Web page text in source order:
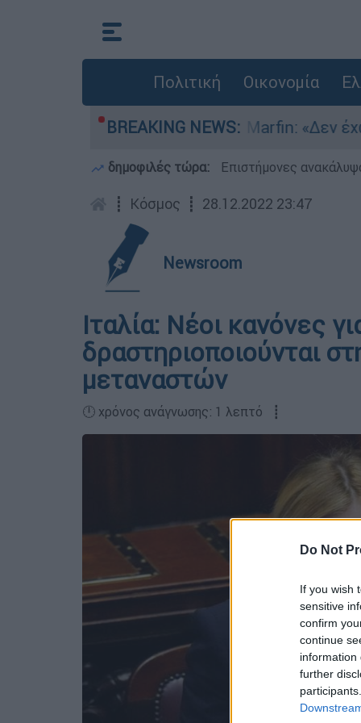
Do Not
If you wish
sensitive
confirm
continue
information
further
Πολιτική Οικονομία
BREAKING NEWS:
στη ΜΕΘ Νεογνών Marfin: «Δεν έχω
δημοφιλές τώρα: Επιστήμονες
┋ Κόσμος ┋ 28.12.2022 23:47
Newsroom
Ιταλία: Νέοι κανόνες
δραστηριοποιούνται
μεταναστών
🕛 χρόνος ανάγνωσης: 1 λεπτό ┋